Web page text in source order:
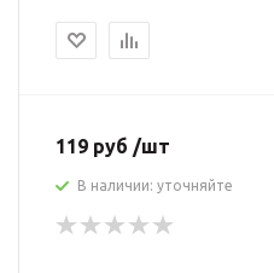
119 руб /шт
В наличии: уточняйте